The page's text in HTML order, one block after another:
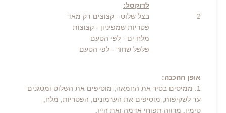
לדוקסל:
2
בצל שלוט - קצוצים דק מאד
פטריות שמפיניון - קצוצות
מלח ים - לפי הטעם
פלפל שחור - לפי הטעם
אופן ההכנה:
1. ממיסים בסיר את החמאה, מוסיפים את השלוט ומטגנים
עד לשקיפות, מוסיפים את הערמונים, הפטריות, מלח,
טימין, מרווה תפוחי אדמה ואת היין.